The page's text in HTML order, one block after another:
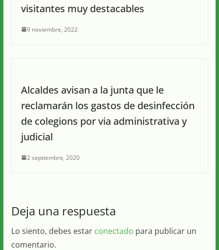
visitantes muy destacables
9 noviembre, 2022
Alcaldes avisan a la junta que le
reclamarán los gastos de desinfección
de colegions por via administrativa y
judicial
2 septiembre, 2020
Deja una respuesta
Lo siento, debes estar conectado para publicar un
comentario.